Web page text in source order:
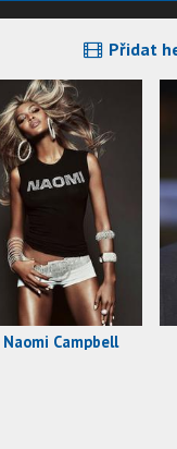
Přidat
Naomi Campbell